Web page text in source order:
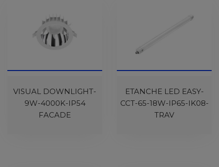
VISUAL DOWNLIGHT-
9W-4000K-IP54
FACADE
ETANCHE LED EASY-
CCT-65-18W-IP65-IK08-
TRAV